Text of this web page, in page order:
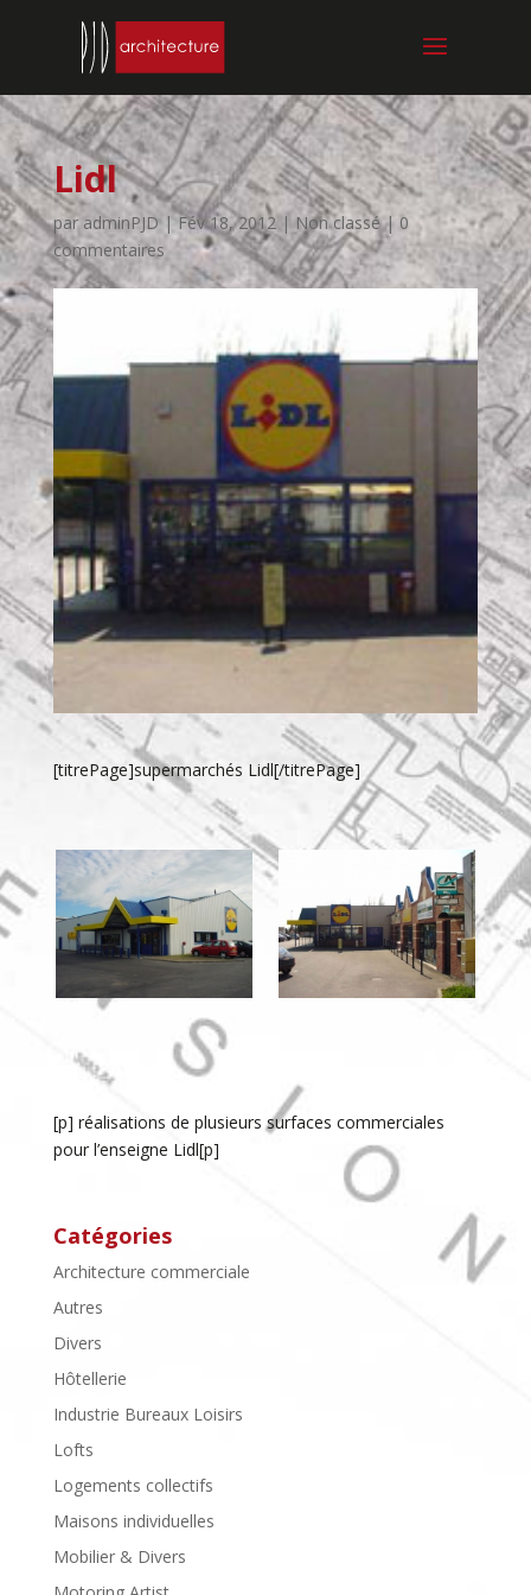
Lidl
par adminPJD|Fév 18, 2012| Non classé | 0
commentaires
[titrePage]supermarchés Lidl[/titrePage]
[p] réalisations de plusieurs surfaces commerciales
pour l’enseigne Lidl[p]
Catégories
Architecture commerciale
Autres
Divers
Hôtellerie
Industrie Bureaux Loisirs
Lofts
Logements collectifs
Maisons individuelles
Mobilier & Divers